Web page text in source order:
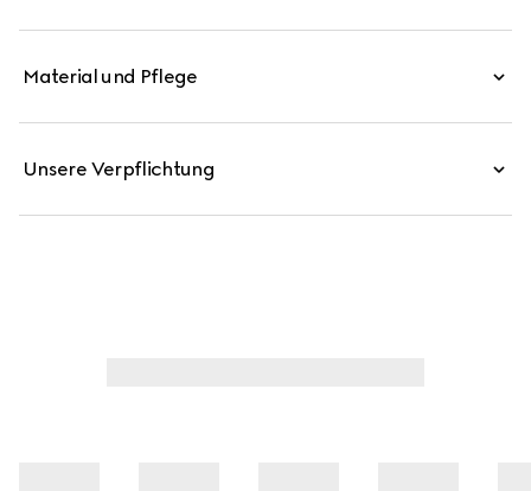
Material und Pflege
Unsere Verpflichtung